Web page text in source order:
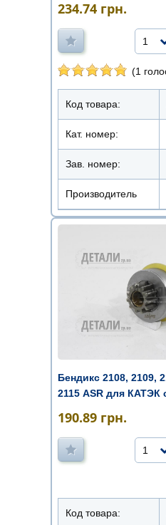
234.74 грн.
1
(1
Код товара:
Кат. номер:
Зав. номер:
Производитель
Бендикс 2108, 2109,
2115 ASR для КАТЭК
190.89 грн.
1
Код товара: